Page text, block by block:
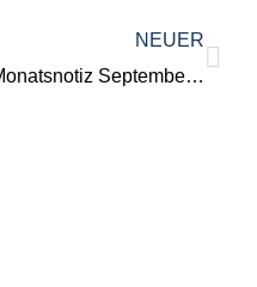
NEUER
Monatsnotiz September 2022